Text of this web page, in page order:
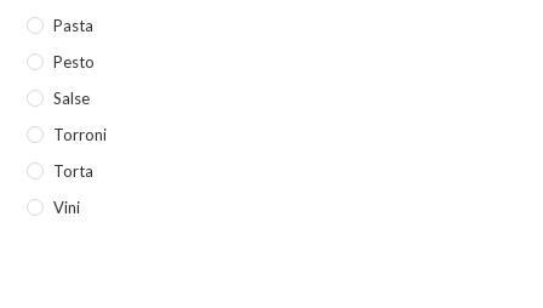
Pasta
Pesto
Salse
Torroni
Torta
Vini